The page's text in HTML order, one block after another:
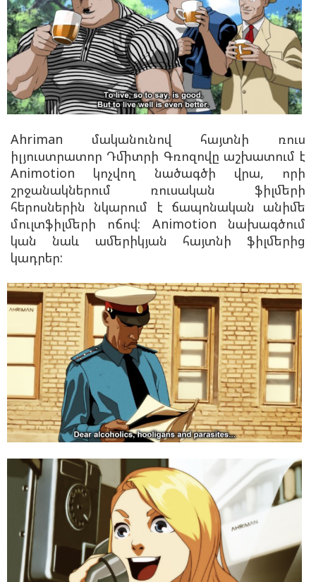
Ahriman մականունով հայտնի ռուս
իլյուստրատոր Դմիտրի Գռոզովը աշխատում է
Animotion կոչվող նածագծի վրա, որի
շրջանակներում ռուսական ֆիլմերի
հերոսներին նկարում է ճապոնական անիմե
մուլտֆիլմերի ոճով: Animotion նախագծում
կան նաև ամերիկյան հայտնի ֆիլմերից
կադրեր: